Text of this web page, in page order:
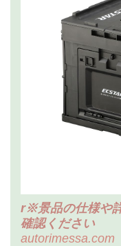
r※景品の仕様や
確認ください
autorimessa.com